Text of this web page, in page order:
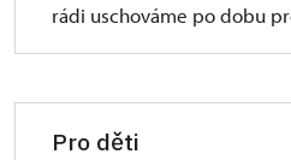
rádi uschováme po dobu
Pro děti